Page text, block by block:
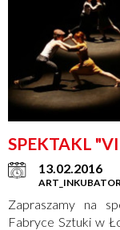
SPEKTAKL
13.02.2016
Zapraszamy na
Fabryce Sztuki w